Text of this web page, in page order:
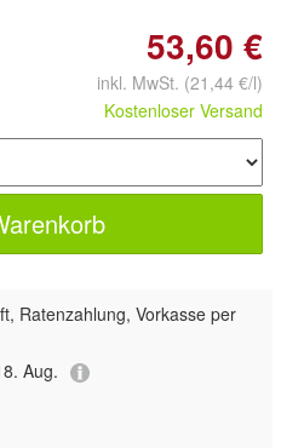
53,60 €
inkl. MwSt. (21,44 €/l)
Kostenloser Versand
Ratenzahlung, Vorkasse per
Aug.